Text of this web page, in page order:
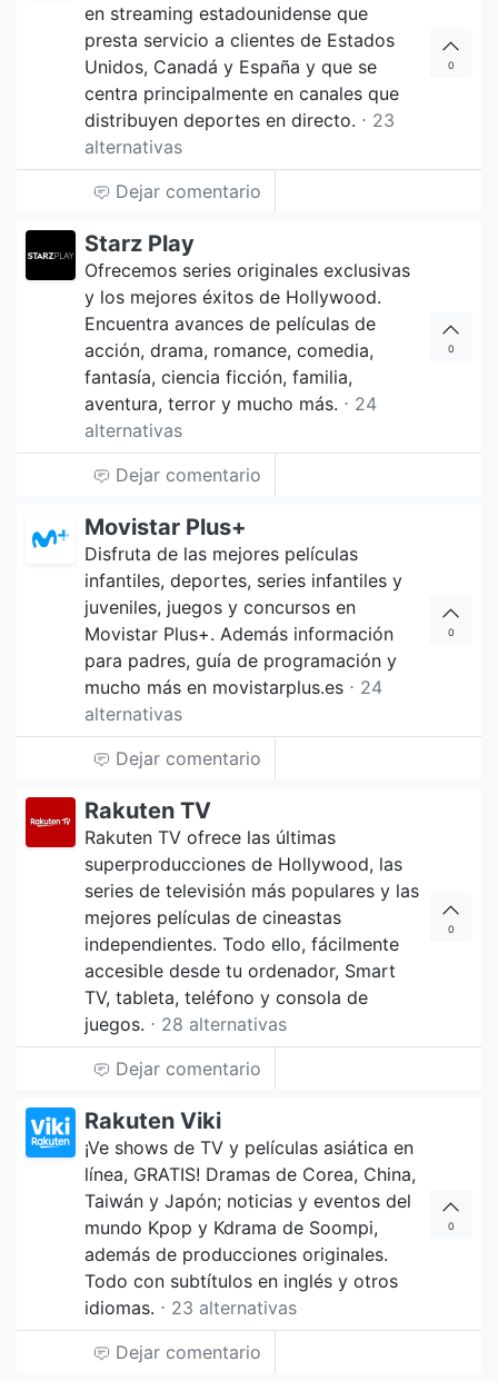
en streaming estadounidense que
presta servicio a clientes de Estados
Unidos, Canadá y España y que se
centra principalmente en canales que
distribuyen deportes en directo. ⋅ 23
alternativas
0
Dejar comentario
Starz Play
Ofrecemos series originales exclusivas
y los mejores éxitos de Hollywood.
Encuentra avances de películas de
acción, drama, romance, comedia,
fantasía, ciencia ficción, familia,
aventura, terror y mucho más. ⋅ 24
alternativas
0
Dejar comentario
Movistar Plus+
Disfruta de las mejores películas
infantiles, deportes, series infantiles y
juveniles, juegos y concursos en
Movistar Plus+. Además información
para padres, guía de programación y
mucho más en movistarplus.es ⋅ 24
alternativas
0
Dejar comentario
Rakuten TV
Rakuten TV ofrece las últimas
superproducciones de Hollywood, las
series de televisión más populares y las
mejores películas de cineastas
independientes. Todo ello, fácilmente
accesible desde tu ordenador, Smart
TV, tableta, teléfono y consola de
juegos. ⋅ 28 alternativas
0
Dejar comentario
Rakuten Viki
¡Ve shows de TV y películas asiática en
línea, GRATIS! Dramas de Corea, China,
Taiwán y Japón; noticias y eventos del
mundo Kpop y Kdrama de Soompi,
además de producciones originales.
Todo con subtítulos en inglés y otros
idiomas. ⋅ 23 alternativas
0
Dejar comentario